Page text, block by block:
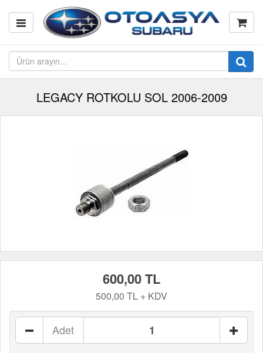
LEGACY ROTKOLU SOL 2006-2009
600,00 TL
500,00 TL + KDV
Adet